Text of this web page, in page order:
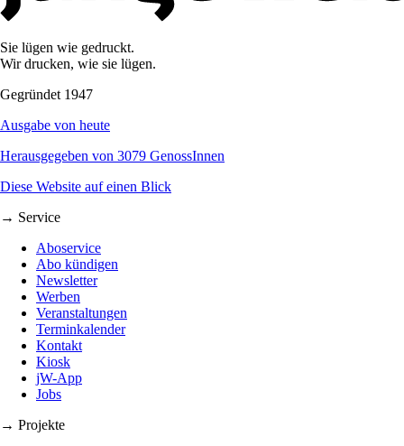
Sie lügen wie gedruckt.
Wir drucken, wie sie lügen.
Gegründet 1947
Ausgabe von heute
Herausgegeben von 3079 GenossInnen
Diese Website auf einen Blick
→ Service
Aboservice
Abo kündigen
Newsletter
Werben
Veranstaltungen
Terminkalender
Kontakt
Kiosk
jW-App
Jobs
→ Projekte